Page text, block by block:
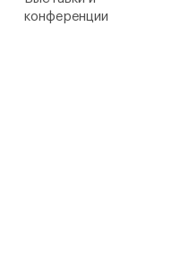
конференции